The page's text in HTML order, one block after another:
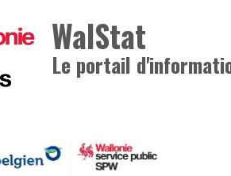
WalStat
Le portail